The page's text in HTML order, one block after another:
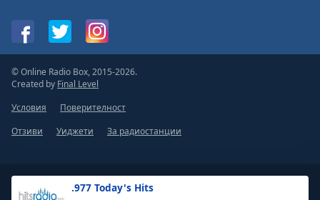
the
window.
Text
Color
Opacity
Background
.977 Today's Hits
© Online Radio Box, 2015-2026.
Created by Final Level
Условия
Поверителност
Отзиви
Уиджети За радиостанции